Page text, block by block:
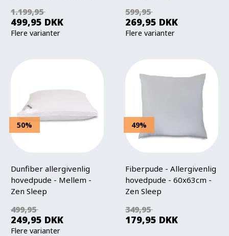
1.199,95
499,95 DKK
Flere varianter
599,95
269,95 DKK
Flere varianter
50%
Dunfiber allergivenlig
hovedpude - Mellem -
Zen Sleep
499,95
249,95 DKK
Flere varianter
49%
Fiberpude - Allergivenlig
hovedpude - 60x63cm -
Zen Sleep
349,95
179,95 DKK